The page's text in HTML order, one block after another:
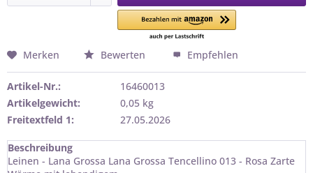
Merken Bewerten Empfehlen
Artikel-Nr.:
16460013
Artikelgewicht:
0,05 kg
Freitextfeld 1:
27.05.2026
Beschreibung
Leinen - Lana Grossa Lana Grossa Tencellino 013 - Rosa Zarte